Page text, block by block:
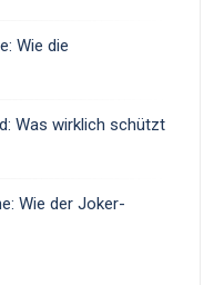
Wie die
Was wirklich schützt
Wie der Joker-